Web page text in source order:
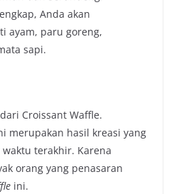
Anda akan
ayam, paru goreng,
sapi.
Croissant Waffle.
merupakan hasil kreasi yang
terakhir. Karena
orang yang penasaran
ini.